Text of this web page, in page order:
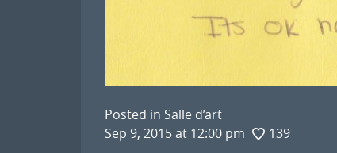
Posted in Salle d’art
Sep 9, 2015 at 12:00 pm
139